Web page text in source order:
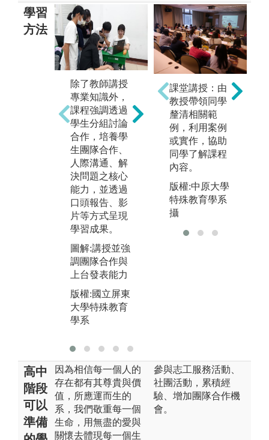
學習
方法
除了教師講授
專業知識外，
課程強調透過
學生分組討論
合作，培養學
生團隊合作、
人際溝通、解
決問題之核心
能力，並透過
口頭報告、影
片等方式呈現
學習成果。
圖解:講授並強
調團隊合作與
上台發表能力
版權:國立屏東
大學特殊教育
學系
外參訪學校及
機構，增加見
識。安排教學
現場觀摩及見
習、實習活
動，累積班級
經營、教案撰
寫、教材教具
製作、台風儀
態等經驗。
圖解:校外參訪
課堂講授：由
教授帶領同學
釐清相關範
例，利用案例
或實作，協助
同學了解課程
內容。
版權:中原大學
特殊教育學系
攝
高中
階段
可以
準備
因為相信每一個人的
存在都有其尊貴與價
值，所應運而生的
系，我們敬重每一個
生命，用無盡的愛與
關懷去體現每一個生
參與志工服務活動、
社團活動，累積經
驗、增加團隊合作機
會。